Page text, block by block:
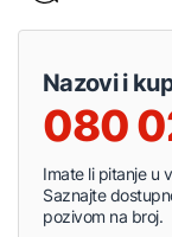
Nazovi i
080
Imate li pitanje u
Saznajte
pozivom na broj.